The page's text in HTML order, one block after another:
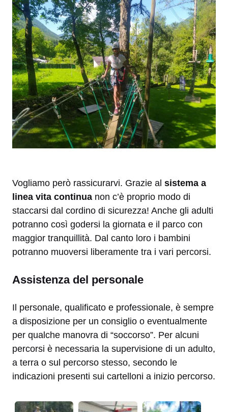
Vogliamo però rassicurarvi. Grazie al sistema a
linea vita continua non c’è proprio modo di
staccarsi dal cordino di sicurezza! Anche gli adulti
potranno così godersi la giornata e il parco con
maggior tranquillità. Dal canto loro i bambini
potranno muoversi liberamente tra i vari percorsi.
Assistenza del personale
Il personale, qualificato e professionale, è sempre
a disposizione per un consiglio o eventualmente
per qualche manovra di “soccorso”. Per alcuni
percorsi è necessaria la supervisione di un adulto,
a terra o sul percorso stesso, secondo le
indicazioni presenti sui cartelloni a inizio percorso.